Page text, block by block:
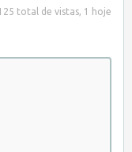
total de vistas, 1 hoje